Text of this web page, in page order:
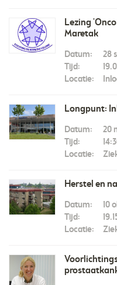
Lezing
Maretak
Datum:
28
Tijd:
Locatie:
Longpunt:
Datum:
20
Tijd:
Locatie:
Herstel en
Datum:
10
Tijd:
Locatie: